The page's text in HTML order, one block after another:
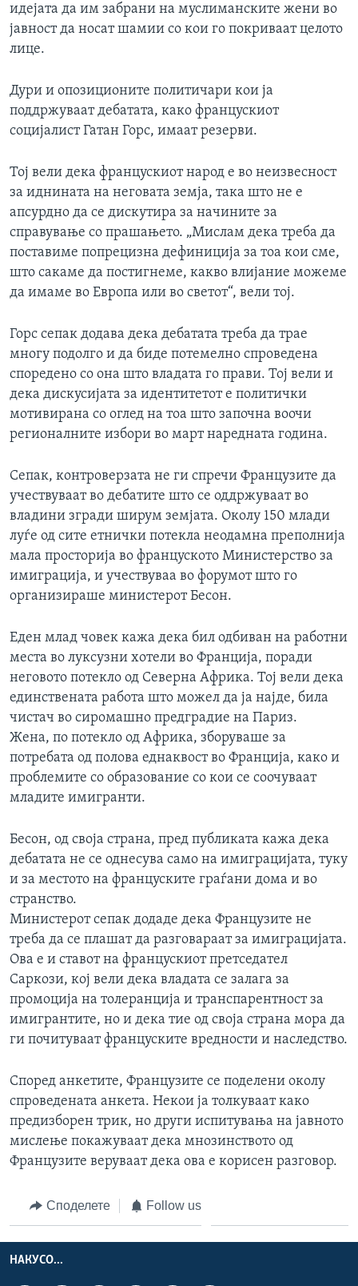
идејата да им забрани на муслиманските жени во
јавност да носат шамии со кои го покриваат целото
лице.
Дури и опозиционите политичари кои ја
поддржуваат дебатата, како францускиот
социјалист Гатан Горс, имаат резерви.
Тој вели дека францускиот народ е во неизвесност
за иднината на неговата земја, така што не е
апсурдно да се дискутира за начините за
справување со прашањето. „Мислам дека треба да
поставиме попрецизна дефиниција за тоа кои сме,
што сакаме да постигнеме, какво влијание можеме
да имаме во Европа или во светот“, вели тој.
Горс сепак додава дека дебатата треба да трае
многу подолго и да биде потемелно спроведена
споредено со она што владата го прави. Тој вели и
дека дискусијата за идентитетот е политички
мотивирана со оглед на тоа што започна воочи
регионалните избори во март наредната година.
Сепак, контроверзата не ги спречи Французите да
учествуваат во дебатите што се оддржуваат во
владини згради ширум земјата. Околу 150 млади
луѓе од сите етнички потекла неодамна преполнија
мала просторија во француското Министерство за
имиграција, и учествуваа во форумот што го
организираше министерот Бесон.
Еден млад човек кажа дека бил одбиван на работни
места во луксузни хотели во Франција, поради
неговото потекло од Северна Африка. Тој вели дека
единствената работа што можел да ја најде, била
чистач во сиромашно предградие на Париз.
Жена, по потекло од Африка, зборуваше за
потребата од полова еднаквост во Франција, како и
проблемите со образование со кои се соочуваат
младите имигранти.
Бесон, од своја страна, пред публиката кажа дека
дебатата не се однесува само на имиграцијата, туку
и за местото на француските граѓани дома и во
странство.
Министерот сепак додаде дека Французите не
треба да се плашат да разговараат за имиграцијата.
Ова е и ставот на францускиот претседател
Саркози, кој вели дека владата се залага за
промоција на толеранција и транспарентност за
имигрантите, но и дека тие од своја страна мора да
ги почитуваат француските вредности и наследство.
Според анкетите, Французите се поделени околу
спроведената анкета. Некои ја толкуваат како
предизборен трик, но други испитувања на јавното
мислење покажуваат дека мнозинството од
Французите веруваат дека ова е корисен разговор.
Споделете Follow us
НАКУСО...